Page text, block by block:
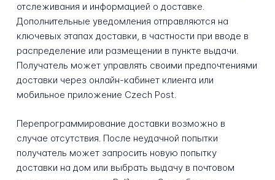
отслеживания и информацией о доставке.
Дополнительные уведомления отправляются на
ключевых этапах доставки, в частности при вводе в
распределение или размещении в пункте выдачи.
Получатель может управлять своими предпочтениями
доставки через онлайн-кабинет клиента или
мобильное приложение Czech Post.
Перепрограммирование доставки возможно в
случае отсутствия. После неудачной попытки
получатель может запросить новую попытку
доставки на дом или выбрать выдачу в почтовом